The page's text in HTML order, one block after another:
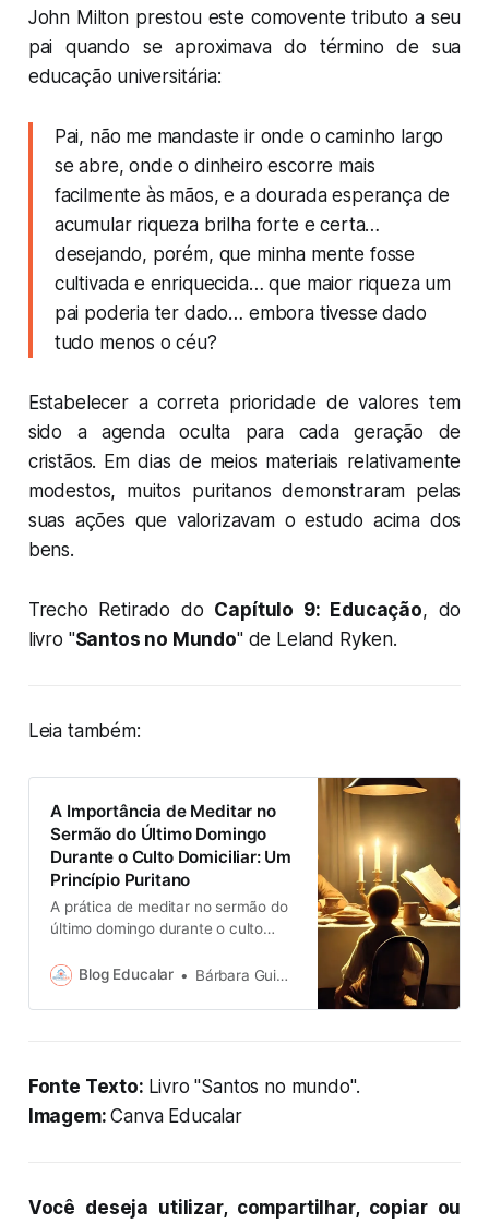
John Milton prestou este comovente tributo a seu
pai quando se aproximava do término de sua
educação universitária:
Pai, não me mandaste ir onde o caminho largo
se abre, onde o dinheiro escorre mais
facilmente às mãos, e a dourada esperança de
acumular riqueza brilha forte e certa…
desejando, porém, que minha mente fosse
cultivada e enriquecida… que maior riqueza um
pai poderia ter dado… embora tivesse dado
tudo menos o céu?
Estabelecer a correta prioridade de valores tem
sido a agenda oculta para cada geração de
cristãos. Em dias de meios materiais relativamente
modestos, muitos puritanos demonstraram pelas
suas ações que valorizavam o estudo acima dos
bens.
Trecho Retirado do Capítulo 9: Educação, do
livro "Santos no Mundo" de Leland Ryken.
Leia também:
A Importância de Meditar no
Sermão do Último Domingo
Durante o Culto Domiciliar: Um
Princípio Puritano
A prática de meditar no sermão do
último domingo durante o culto
edificante, especialmente
Blog Educalar Bárbara Guinalz
Fonte Texto: Livro "Santos no mundo".
Imagem:Canva Educalar
Você deseja utilizar, compartilhar, copiar ou